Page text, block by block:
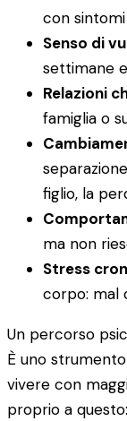
con
Senso di
settimane
Relazioni
famiglia o
figlio, la
ma non
Stress
corpo: mal
Un percorso
È uno
vivere con
proprio a